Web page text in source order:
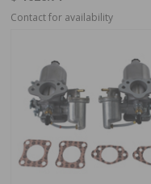
Contact for availability